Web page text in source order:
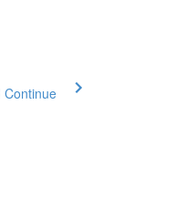
Continue